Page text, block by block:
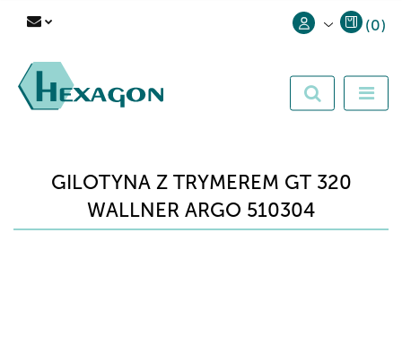
Zarejestruj się
(0)
GILOTYNA Z TRYMEREM GT 320
WALLNER ARGO 510304